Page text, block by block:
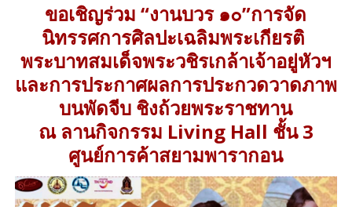
ขอเชิญร่วม “งานบวร ๑๐”การจัด
นิทรรศการศิลปะเฉลิมพระเกียรติ
พระบาทสมเด็จพระวชิรเกล้าเจ้าอยู่หัวฯ
และการประกาศผลการประกวดวาดภาพ
บนพัดจีบ ชิงถ้วยพระราชทาน
ณ ลานกิจกรรม Living Hall ชั้น 3
ศูนย์การค้าสยามพารากอน